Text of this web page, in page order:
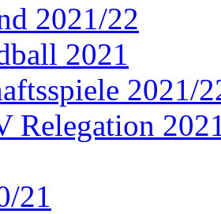
2021/22
2021
2021/
Relegation
21